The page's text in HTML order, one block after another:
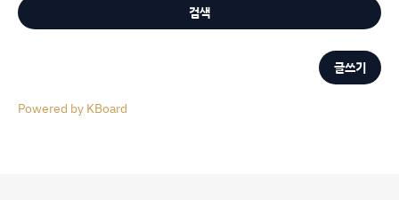
검색
글쓰기
Powered by KBoard